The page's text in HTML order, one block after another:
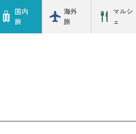
国内
旅
海外
旅
マルシ
ェ